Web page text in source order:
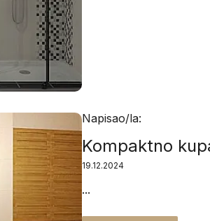
Napisao/la:
Kompaktno
19.12.2024
...